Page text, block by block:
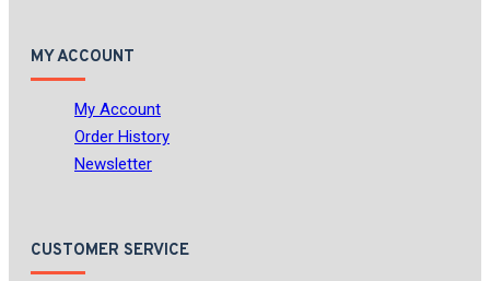
MY ACCOUNT
My Account
Order History
Newsletter
CUSTOMER SERVICE